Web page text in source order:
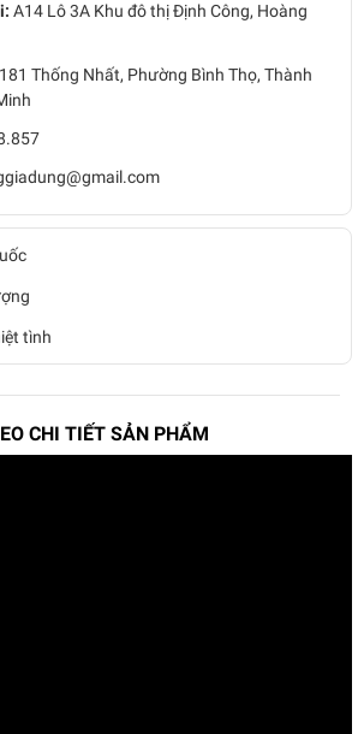
A14 Lô 3A Khu đô thị Định Công, Hoàng
181 Thống Nhất, Phường Bình Thọ, Thành
tình
CHI TIẾT SẢN PHẨM